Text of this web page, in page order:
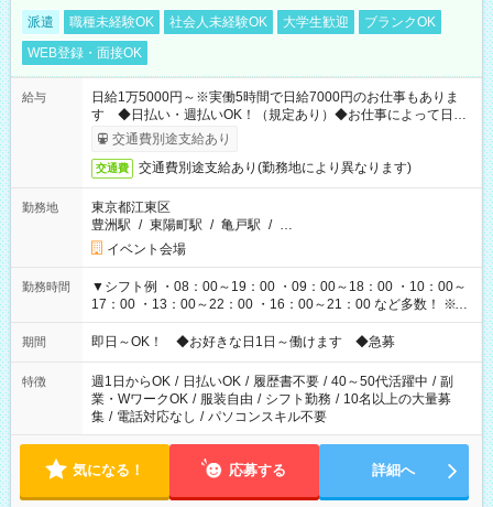
派遣 職種未経験OK 社会人未経験OK 大学生歓迎
ブランクOK
WEB登録・面接OK
給与
日給1万5000円～※実働5時間で日給7000円のお仕事もありま
す ◆日払い・週払いOK！（規定あり）◆お仕事によって日給
も異なります
交通費別途支給あり
交通費 交通費別途支給あり(勤務地により異なります)
勤務地
東京都江東区
豊洲駅 / 東陽町駅 / 亀戸駅 / …
イベント会場
勤務時間
▼シフト例 ・08：00～19：00 ・09：00～18：00 ・10：00～
17：00 ・13：00～22：00 ・16：00～21：00 など多数！ ※お
仕事により勤務時間が異なります
期間 即日～OK！ ◆お好きな日1日～働けます ◆急募
特徴 週1日からOK / 日払いOK / 履歴書不要 / 40～50代活躍中 / 副
業・WワークOK / 服装自由 / シフト勤務 / 10名以上の大量募
集 / 電話対応なし / パソコンスキル不要
気になる！ 応募する 詳細へ